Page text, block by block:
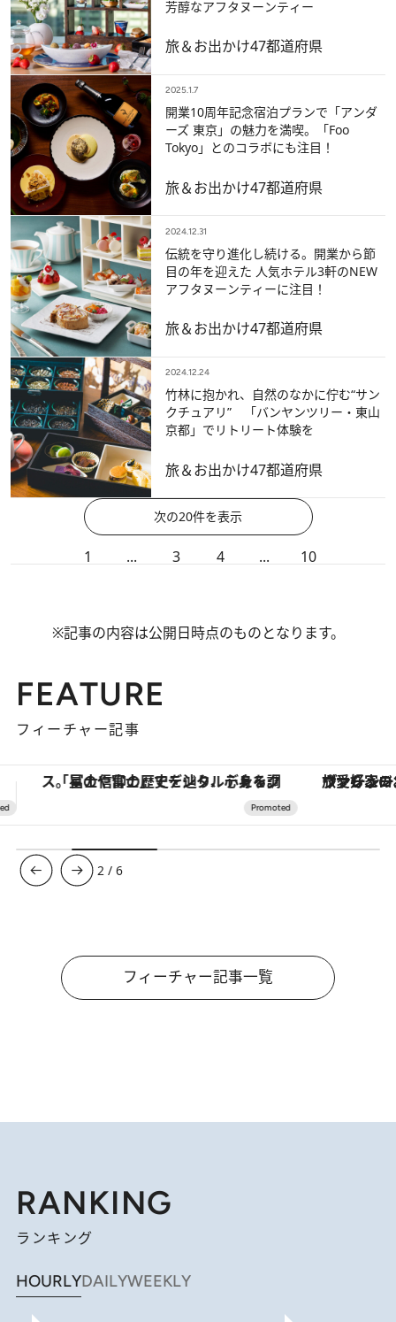
芳醇なアフタヌーンティー
旅＆お出かけ47都道府県
2025.1.7
開業10周年記念宿泊プランで「アンダ
ーズ 東京」の魅力を満喫。「Foo
Tokyo」とのコラボにも注目！
旅＆お出かけ47都道府県
2024.12.31
伝統を守り進化し続ける。開業から節
目の年を迎えた 人気ホテル3軒のNEW
アフタヌーンティーに注目！
旅＆お出かけ47都道府県
2024.12.24
竹林に抱かれ、自然のなかに佇む“サン
クチュアリ” 「バンヤンツリー・東山
京都」でリトリート体験を
旅＆お出かけ47都道府県
次の20件を表示
1 ... 3 4 ... 10
※記事の内容は公開日時点のものとなります。
FEATURE
フィーチャー記事
ヴァシュロン・コンスタンタン「オーヴァーシーズ・オートマティック」。旅愛好家のお気に入りコレクションから、ジェンダーレスな新作が登場
3 /6
フィーチャー記事一覧
RANKING
ランキング
HOURLYDAILYWEEKLY